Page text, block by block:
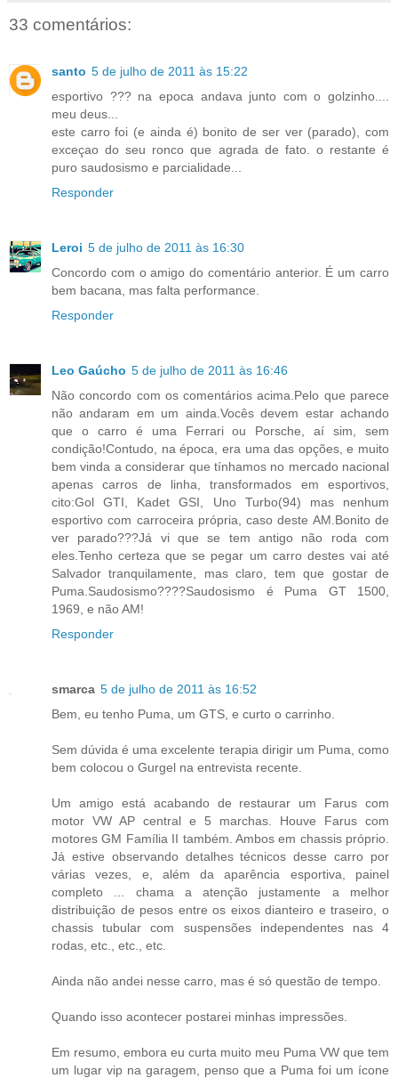
33 comentários:
santo 5 de julho de 2011 às 15:22
esportivo ??? na epoca andava junto com o golzinho....
meu deus...
este carro foi (e ainda é) bonito de ser ver (parado), com
exceçao do seu ronco que agrada de fato. o restante é
puro saudosismo e parcialidade...
Responder
Leroi 5 de julho de 2011 às 16:30
Concordo com o amigo do comentário anterior. É um carro
bem bacana, mas falta performance.
Responder
Leo Gaúcho 5 de julho de 2011 às 16:46
Não concordo com os comentários acima.Pelo que parece
não andaram em um ainda.Vocês devem estar achando
que o carro é uma Ferrari ou Porsche, aí sim, sem
condição!Contudo, na época, era uma das opções, e muito
bem vinda a considerar que tínhamos no mercado nacional
apenas carros de linha, transformados em esportivos,
cito:Gol GTI, Kadet GSI, Uno Turbo(94) mas nenhum
esportivo com carroceira própria, caso deste AM.Bonito de
ver parado???Já vi que se tem antigo não roda com
eles.Tenho certeza que se pegar um carro destes vai até
Salvador tranquilamente, mas claro, tem que gostar de
Puma.Saudosismo????Saudosismo é Puma GT 1500,
1969, e não AM!
Responder
smarca 5 de julho de 2011 às 16:52
Bem, eu tenho Puma, um GTS, e curto o carrinho.
Sem dúvida é uma excelente terapia dirigir um Puma, como
bem colocou o Gurgel na entrevista recente.
Um amigo está acabando de restaurar um Farus com
motor VW AP central e 5 marchas. Houve Farus com
motores GM Família II também. Ambos em chassis próprio.
Já estive observando detalhes técnicos desse carro por
várias vezes, e, além da aparência esportiva, painel
completo ... chama a atenção justamente a melhor
distribuição de pesos entre os eixos dianteiro e traseiro, o
chassis tubular com suspensões independentes nas 4
rodas, etc., etc., etc.
Ainda não andei nesse carro, mas é só questão de tempo.
Quando isso acontecer postarei minhas impressões.
Em resumo, embora eu curta muito meu Puma VW que tem
um lugar vip na garagem, penso que a Puma foi um ícone